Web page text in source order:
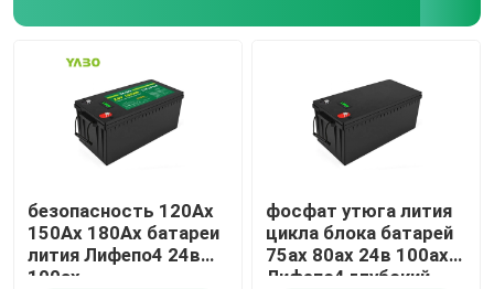
безопасность 120Ах
150Ах 180Ах батареи
лития Лифепо4 24в
100ах
фосфат утюга лития
цикла блока батарей
75ах 80ах 24в 100ах
Лифепо4 глубокий